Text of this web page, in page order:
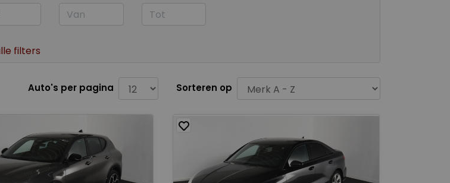
filters
Auto's per pagina Sorteren op